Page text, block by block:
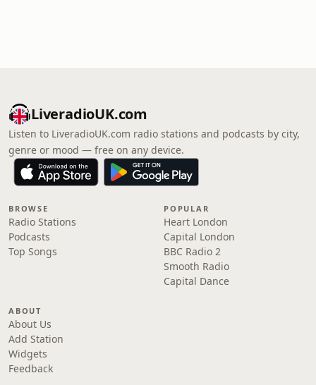
LiveradioUK.com
Listen to LiveradioUK.com radio stations and podcasts by city,
genre or mood — free on any device.
BROWSE
Radio Stations
Podcasts
Top Songs
POPULAR
Heart London
Capital London
BBC Radio 2
Smooth Radio
Capital Dance
ABOUT
About Us
Add Station
Widgets
Feedback